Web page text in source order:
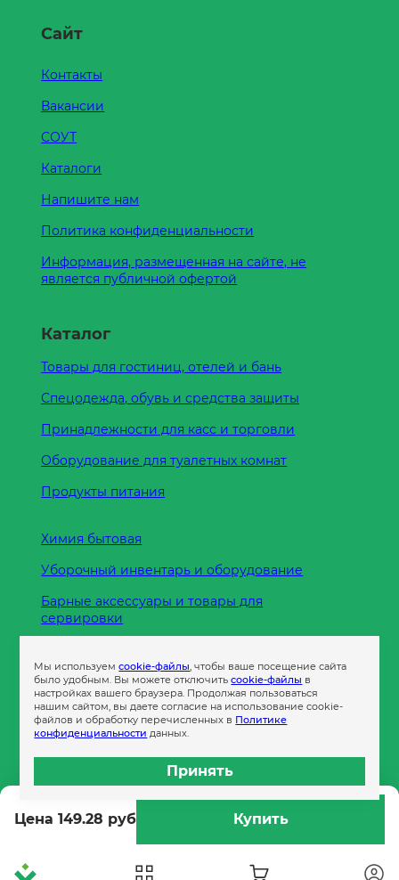
Цена 149.28 руб Купить
Сайт
Контакты
Вакансии
СОУТ
Каталоги
Напишите нам
Политика конфиденциальности
Информация, размещенная на сайте, не
является публичной офертой
Каталог
Товары для гостиниц, отелей и бань
Спецодежда, обувь и средства защиты
Принадлежности для касс и торговли
Оборудование для туалетных комнат
Продукты питания
Химия бытовая
Уборочный инвентарь и оборудование
Барные аксессуары и товары для
сервировки
Пленка
Пакеты и сумки
Контейнеры
Бумага офисная
Гигиеническая продукция
Мы используемcookie-файлы, чтобы ваше посещение сайта
было удобным. Вы можете отключитьcookie-файлы в
настройках вашего браузера. Продолжая пользоваться
нашим сайтом, вы даете согласие на использование cookie-
файлов и обработку перечисленных в Политике
конфиденциальности данных.
Принять